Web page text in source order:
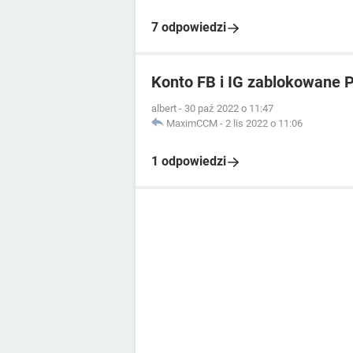
7 odpowiedzi
Konto FB i IG zablokowane
albert - 30 paź 2022 o 11:47
MaximCCM - 2 lis 2022 o 11:06
1 odpowiedzi